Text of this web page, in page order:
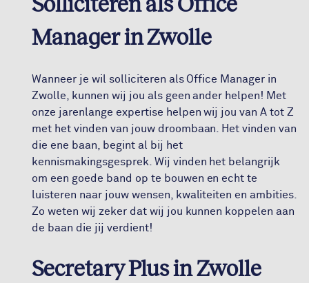
Manager in Zwolle
Wanneer je wil solliciteren als Office Manager in
Zwolle, kunnen wij jou als geen ander helpen! Met
onze jarenlange expertise helpen wij jou van A tot Z
met het vinden van jouw droombaan. Het vinden van
die ene baan, begint al bij het
kennismakingsgesprek. Wij vinden het belangrijk
om een goede band op te bouwen en echt te
luisteren naar jouw wensen, kwaliteiten en ambities.
Zo weten wij zeker dat wij jou kunnen koppelen aan
de baan die jij verdient!
Secretary Plus in Zwolle